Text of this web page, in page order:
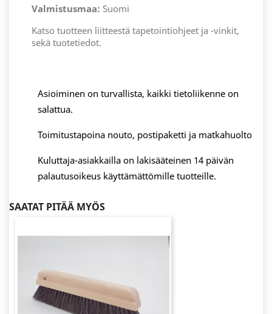
Valmistusmaa: Suomi
Katso tuotteen liitteestä tapetointiohjeet ja -vinkit,
sekä tuotetiedot.
Asioiminen on turvallista, kaikki tietoliikenne on
salattua.
Toimitustapoina nouto, postipaketti ja matkahuolto
Kuluttaja-asiakkailla on lakisääteinen 14 päivän
palautusoikeus käyttämättömille tuotteille.
SAATAT PITÄÄ MYÖS